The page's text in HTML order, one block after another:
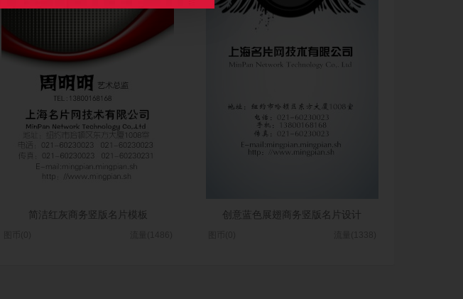
简洁红灰商务竖版名片模板 创意蓝色展翅商务竖版名片设计